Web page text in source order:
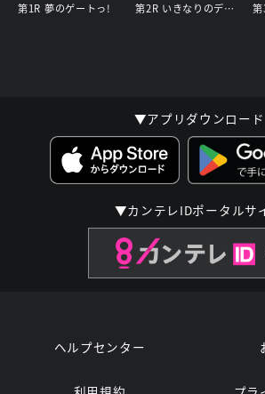
第1R 夢のゲートっ! 第2R いきなりのデビュー戦!
▼アプリダウンロード
▼カンテレIDポータルサ
ヘルプセンター